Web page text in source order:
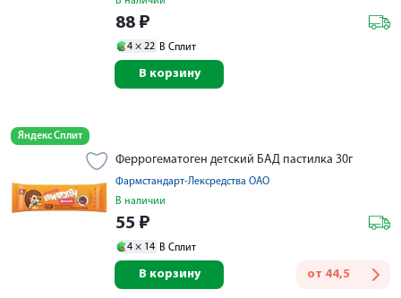
88 ₽
4 × 22 В Сплит
В корзину
Яндекс Сплит
Феррогематоген детский БАД пастилка 30г
Фармстандарт-Лексредства ОАО
В наличии
55 ₽
4 × 14 В Сплит
от 44,5
В корзину